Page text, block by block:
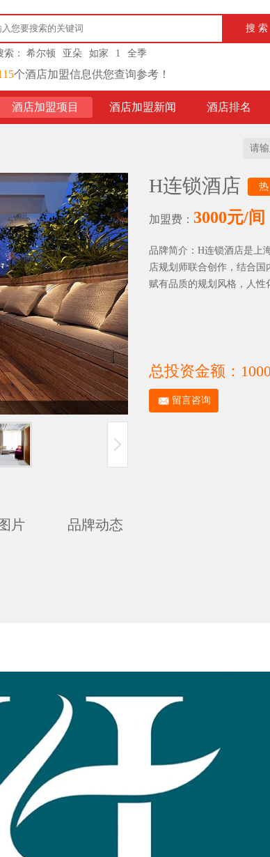
索： 希尔顿 亚朵 如家 1 全季
个酒店加盟信息供您查询参考！
酒店加盟项目 酒店加盟新闻 酒店排名
H连锁酒店 热
加盟费： 3000元/间
品牌简介：H连锁酒店是上
店规划师联合创作，结合
赋有品质的规划风格，人性
总投资金额：
留言咨询
片 品牌动态